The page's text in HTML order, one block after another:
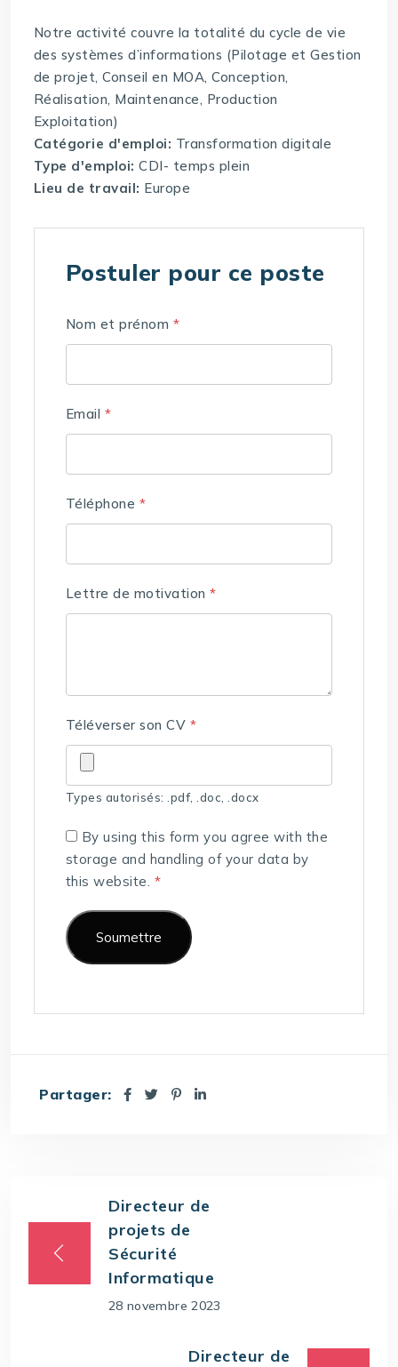
Notre activité couvre la totalité du cycle de vie
des systèmes d’informations (Pilotage et Gestion
de projet, Conseil en MOA, Conception,
Réalisation, Maintenance, Production
Exploitation)
Catégorie d'emploi: Transformation digitale
Type d'emploi:CDI- temps plein
Lieu de travail: Europe
Postuler pour ce poste
Nom et prénom *
Email *
Téléphone *
Lettre de motivation*
Téléverser son CV *
Types autorisés: .pdf, .doc, .docx
By using this form you agree with the
storage and handling of your data by
this website. *
Partager:
Directeur de
projets de
Sécurité
Informatique
28 novembre 2023
Directeur de